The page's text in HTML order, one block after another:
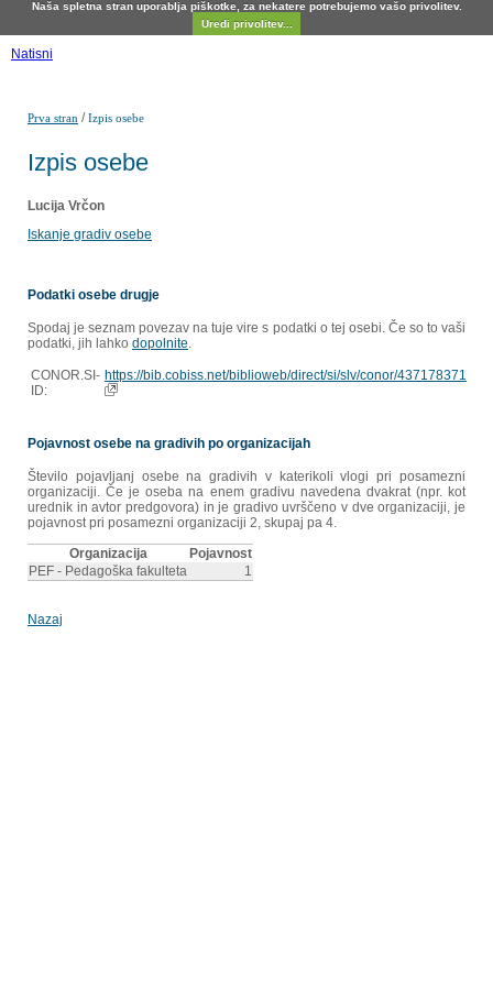
Naša spletna stran uporablja piškotke, za nekatere potrebujemo vašo privolitev.
Uredi privolitev...
Natisni
Prva stran /Izpis osebe
Izpis osebe
Lucija Vrčon
Iskanje gradiv osebe
Podatki osebe drugje
Spodaj je seznam povezav na tuje vire s podatki o tej osebi. Če so to vaši
podatki, jih lahko dopolnite.
CONOR.SI-
ID:
https://bib.cobiss.net/biblioweb/direct/si/slv/conor/437178371
Pojavnost osebe na gradivih po organizacijah
Število pojavljanj osebe na gradivih v katerikoli vlogi pri posamezni
organizaciji. Če je oseba na enem gradivu navedena dvakrat (npr. kot
urednik in avtor predgovora) in je gradivo uvrščeno v dve organizaciji, je
pojavnost pri posamezni organizaciji 2, skupaj pa 4.
Organizacija
Pojavnost
PEF - Pedagoška fakulteta
1
Nazaj